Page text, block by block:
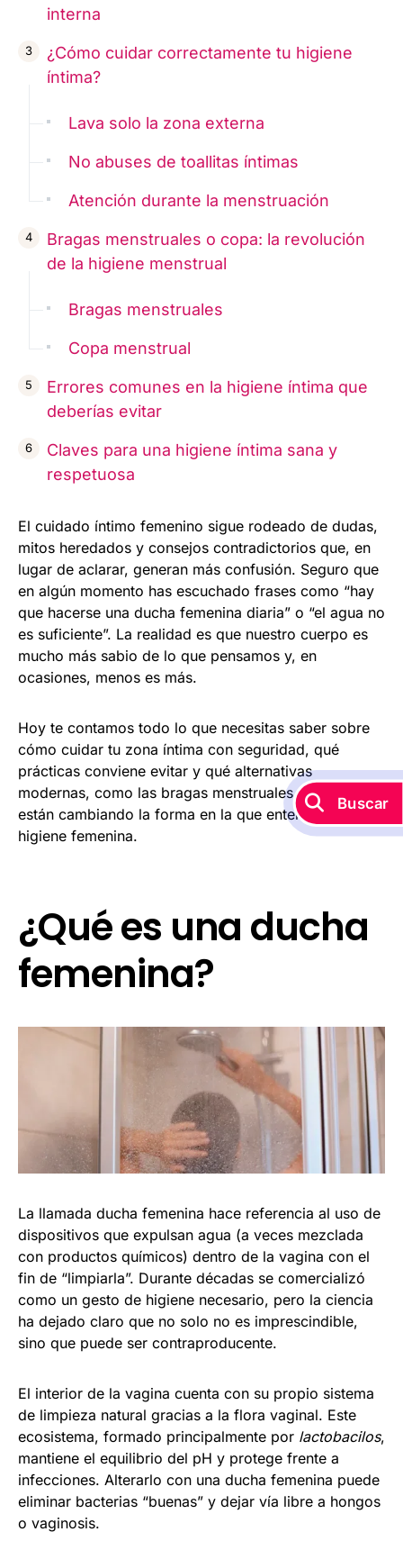
interna
¿Cómo cuidar correctamente tu higiene
íntima?
Lava solo la zona externa
No abuses de toallitas íntimas
Atención durante la menstruación
Bragas menstruales o copa: la revolución
de la higiene menstrual
Bragas menstruales
Copa menstrual
Errores comunes en la higiene íntima que
deberías evitar
Claves para una higiene íntima sana y
respetuosa
El cuidado íntimo femenino sigue rodeado de dudas,
mitos heredados y consejos contradictorios que, en
lugar de aclarar, generan más confusión. Seguro que
en algún momento has escuchado frases como “hay
que hacerse una ducha femenina diaria” o “el agua no
es suficiente”. La realidad es que nuestro cuerpo es
mucho más sabio de lo que pensamos y, en
ocasiones, menos es más.
Hoy te contamos todo lo que necesitas saber sobre
cómo cuidar tu zona íntima con seguridad, qué
prácticas conviene evitar y qué alternativas
modernas, como las bragas menstruales o copa,
están cambiando la forma en la que entendemos la
higiene femenina.
¿Qué es una ducha
femenina?
La llamada ducha femenina hace referencia al uso de
dispositivos que expulsan agua (a veces mezclada
con productos químicos) dentro de la vagina con el
fin de “limpiarla”. Durante décadas se comercializó
como un gesto de higiene necesario, pero la ciencia
ha dejado claro que no solo no es imprescindible,
sino que puede ser contraproducente.
El interior de la vagina cuenta con su propio sistema
de limpieza natural gracias a la flora vaginal. Este
ecosistema, formado principalmente por lactobacilos,
mantiene el equilibrio del pH y protege frente a
infecciones. Alterarlo con una ducha femenina puede
eliminar bacterias “buenas” y dejar vía libre a hongos
o vaginosis.
Buscar